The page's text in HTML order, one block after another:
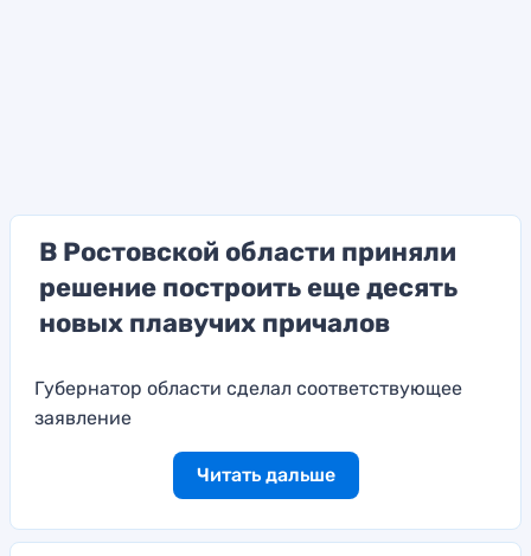
В Ростовской области приняли
решение построить еще десять
новых плавучих причалов
Губернатор области сделал соответствующее
заявление
Читать дальше